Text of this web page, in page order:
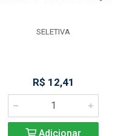
SELETIVA
R$ 12,41
Adicionar